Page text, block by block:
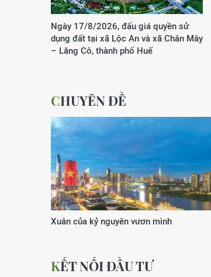
Ngày 17/8/2026, đấu giá quyền sử
dụng đất tại xã Lộc An và xã Chân Mây
– Lăng Cô, thành phố Huế
CHUYÊN ĐỀ
Xuân của kỷ nguyên vươn mình
KẾT NỐI ĐẦU TƯ